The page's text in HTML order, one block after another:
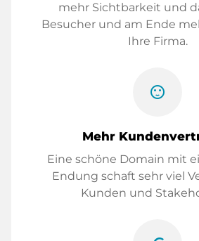
mehr Sichtbarkeit und
Besucher und am Ende
Ihre Firma.
sentiment_satisfied
Mehr
Eine schöne Domain mit
Endung schaft sehr viel
Kunden und